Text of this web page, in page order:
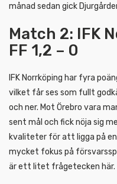
månad sedan gick
Match 2: IFK
FF 1,2 – 0
IFK Norrköping har fyra
vilket får ses som fullt
och ner. Mot Örebro vara
sent mål och fick nöja sig
kvaliteter för att ligga på
mycket fokus på
är ett litet frågetecken här.